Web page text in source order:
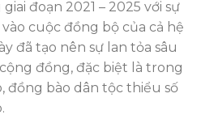
đoạn 2021 – 2025 với sự
cuộc đồng bộ của cả hệ
đã tạo nên sự lan tỏa sâu
đồng, đặc biệt là trong
đồng bào dân tộc thiểu số